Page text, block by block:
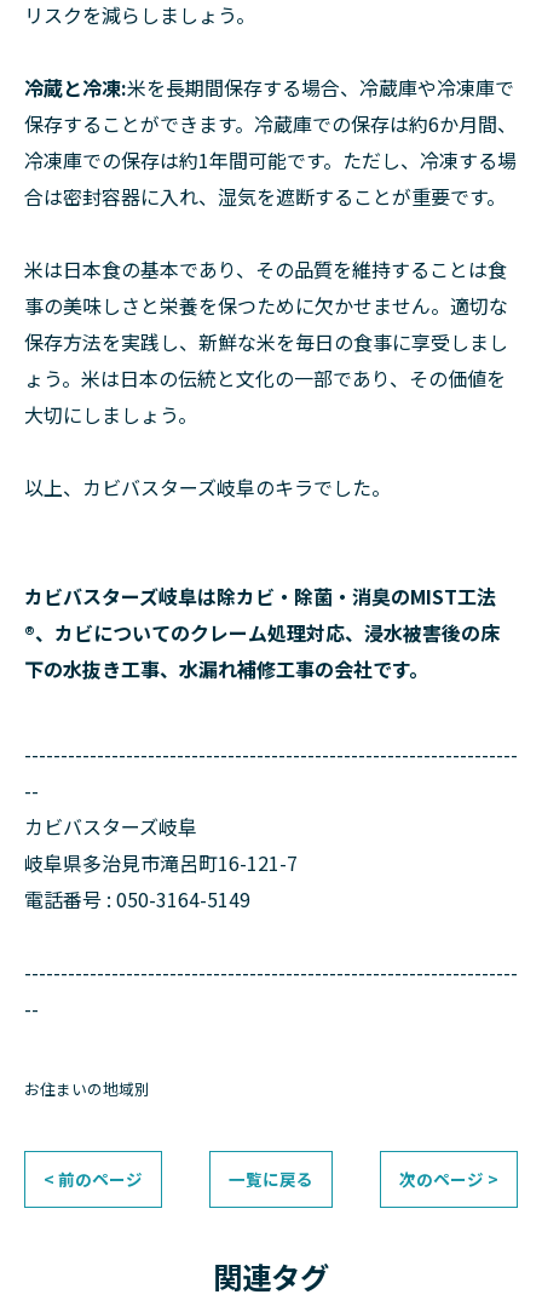
リスクを減らしましょう。
冷蔵と冷凍:米を長期間保存する場合、冷蔵庫や冷凍庫で
保存することができます。冷蔵庫での保存は約6か月間、
冷凍庫での保存は約1年間可能です。ただし、冷凍する場
合は密封容器に入れ、湿気を遮断することが重要です。
米は日本食の基本であり、その品質を維持することは食
事の美味しさと栄養を保つために欠かせません。適切な
保存方法を実践し、新鮮な米を毎日の食事に享受しまし
ょう。米は日本の伝統と文化の一部であり、その価値を
大切にしましょう。
以上、カビバスターズ岐阜のキラでした。
カビバスターズ岐阜は除カビ・除菌・消臭のMIST工法
®、カビについてのクレーム処理対応、浸水被害後の床
下の水抜き工事、水漏れ補修工事の会社です。
--------------------------------------------------------------------
--
カビバスターズ岐阜
岐阜県多治見市滝呂町16-121-7
電話番号 : 050-3164-5149
--------------------------------------------------------------------
--
お住まいの地域別
< 前のページ 一覧に戻る 次のページ >
関連タグ